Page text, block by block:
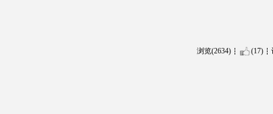
浏览(2634) (17)